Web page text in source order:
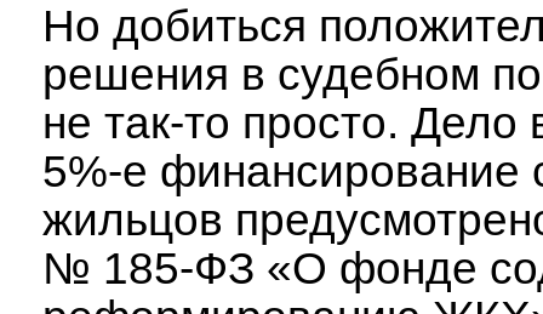
Но добиться
решения в судебном
не так-то просто. Дело
5%-е финансирование
жильцов
№ 185-ФЗ «О фонде